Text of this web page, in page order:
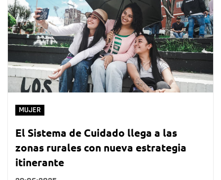
MUJER
El Sistema de Cuidado llega a las
zonas rurales con nueva estrategia
itinerante